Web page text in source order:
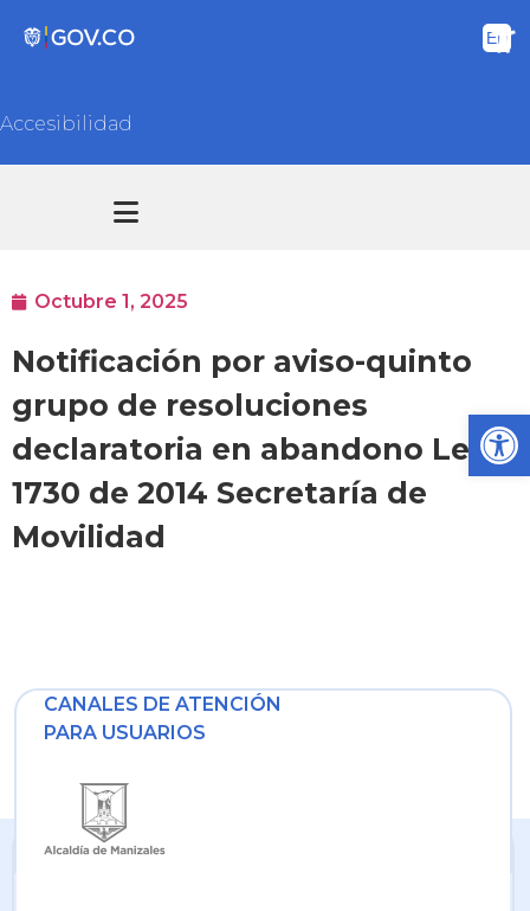
Accesibilidad
Octubre 1, 2025
Notificación por aviso-quinto
grupo de resoluciones
declaratoria en abandono Ley
1730 de 2014 Secretaría de
Movilidad
CANALES DE ATENCIÓN
PARA USUARIOS